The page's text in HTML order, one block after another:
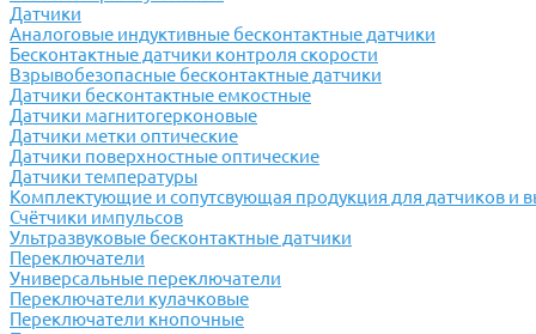
Датчики
Аналоговые индуктивные бесконтактные датчики
Бесконтактные датчики контроля скорости
Взрывобезопасные бесконтактные датчики
Датчики бесконтактные емкостные
Датчики магнитогерконовые
Датчики метки оптические
Датчики поверхностные оптические
Датчики температуры
Комплектующие и сопутсвующая продукция для датчиков и
Счётчики импульсов
Ультразвуковые бесконтактные датчики
Переключатели
Универсальные переключатели
Переключатели кулачковые
Переключатели кнопочные